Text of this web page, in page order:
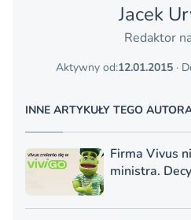
Jacek
Redaktor
Aktywny od:12.01.2015·
INNE ARTYKUŁY TEGO
Firma Vivus
ministra.